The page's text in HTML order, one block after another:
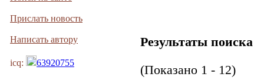
Прислать новость
Написать автору
icq: 63920755
Результаты поиска
(Показано 1 - 12)